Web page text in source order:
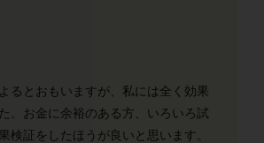
るとおもいますが、私には全く効果
。お金に余裕のある方、いろいろ試
検証をしたほうが良いと思います。